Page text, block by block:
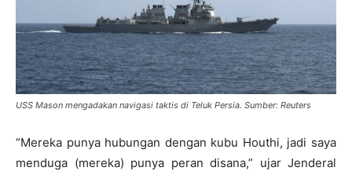
USS Mason mengadakan navigasi taktis di Teluk Persia. Sumber: Reuters
“Mereka punya hubungan dengan kubu Houthi, jadi saya
menduga (mereka) punya peran disana,” ujar Jenderal